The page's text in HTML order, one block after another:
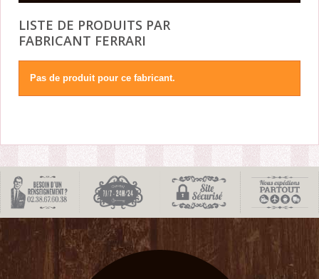
LISTE DE PRODUITS PAR
FABRICANT FERRARI
Pas de produit pour ce fabricant.